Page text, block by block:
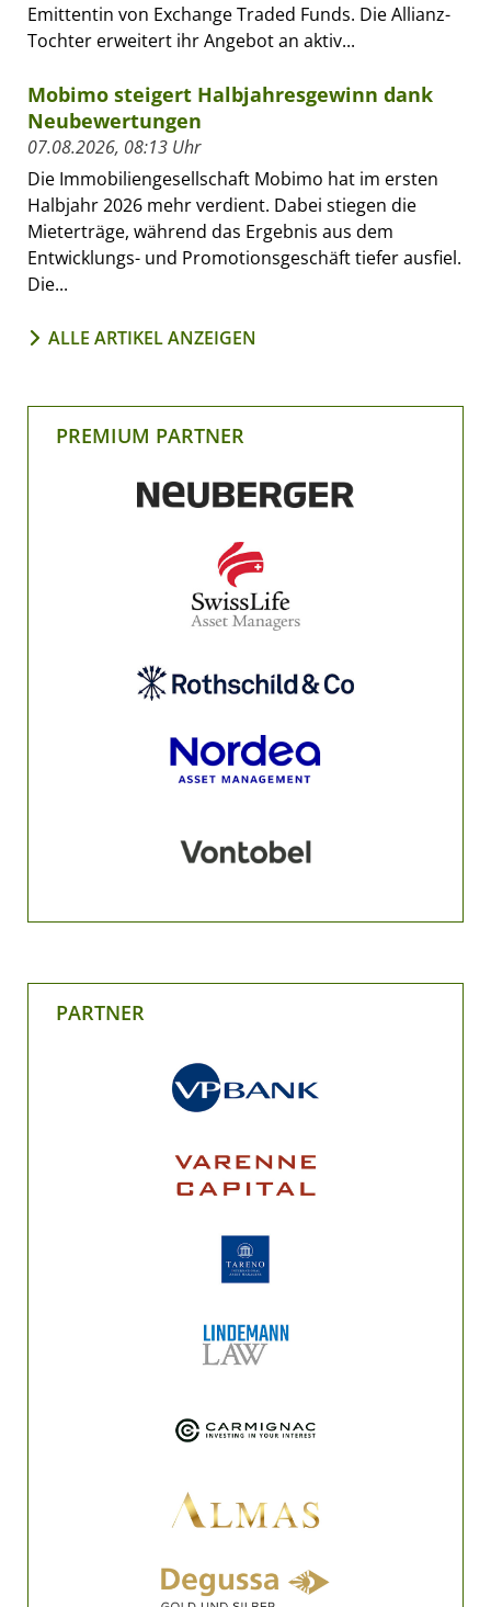
Emittentin von Exchange Traded Funds. Die Allianz-
Tochter erweitert ihr Angebot an aktiv...
Mobimo steigert Halbjahresgewinn dank
Neubewertungen
07.08.2026, 08:13 Uhr
Die Immobiliengesellschaft Mobimo hat im ersten
Halbjahr 2026 mehr verdient. Dabei stiegen die
Mieterträge, während das Ergebnis aus dem
Entwicklungs- und Promotionsgeschäft tiefer ausfiel.
Die...
ALLE ARTIKEL ANZEIGEN
PREMIUM PARTNER
PARTNER